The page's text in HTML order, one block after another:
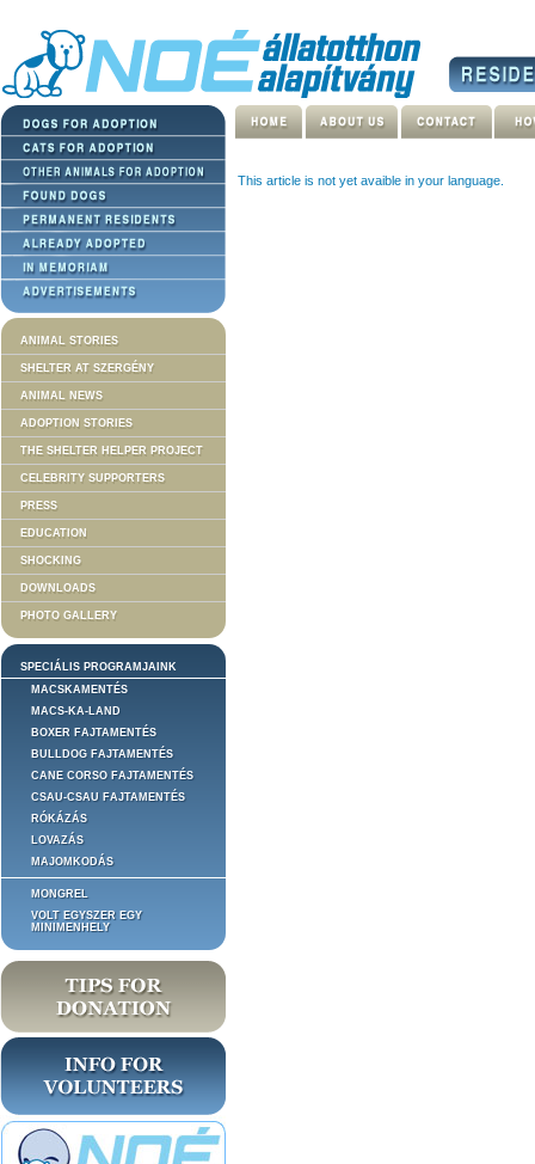
ANIMAL STORIES
SHELTER AT SZERGÉNY
ANIMAL NEWS
ADOPTION STORIES
THE SHELTER HELPER PROJECT
CELEBRITY SUPPORTERS
PRESS
EDUCATION
SHOCKING
DOWNLOADS
PHOTO GALLERY
SPECIÁLIS PROGRAMJAINK
MACSKAMENTÉS
MACS-KA-LAND
BOXER FAJTAMENTÉS
BULLDOG FAJTAMENTÉS
CANE CORSO FAJTAMENTÉS
CSAU-CSAU FAJTAMENTÉS
RÓKÁZÁS
LOVAZÁS
MAJOMKODÁS
MONGREL
VOLT EGYSZER EGY
MINIMENHELY
This article is not yet avaible in your language.